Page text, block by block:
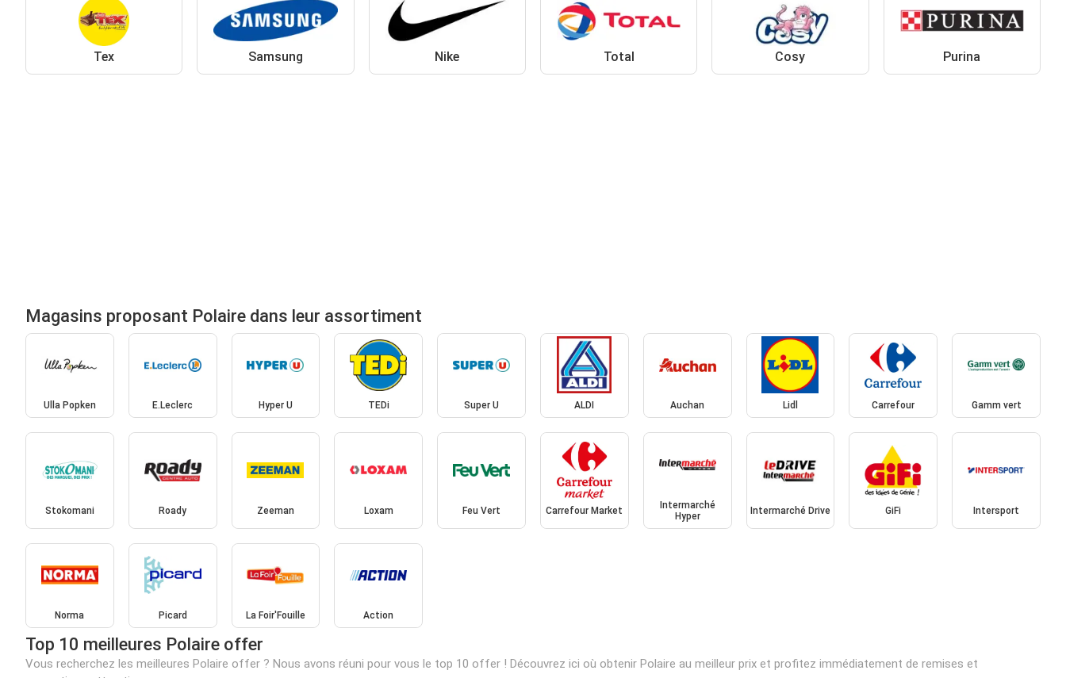
Tex Samsung Nike Total Cosy Purina
Magasins proposant Polaire dans leur assortiment
Ulla Popken E.Leclerc Hyper U TEDi Super U ALDI Auchan Lidl Carrefour Gamm vert
Stokomani Roady Zeeman Loxam Feu Vert Carrefour Market
Intermarché
Hyper
Intermarché Drive GiFi Intersport
Norma Picard La Foir'Fouille Action
Top 10 meilleures Polaire offer
Vous recherchez les meilleures Polaire offer ? Nous avons réuni pour vous le top 10 offer ! Découvrez ici où obtenir Polaire au meilleur prix et profitez immédiatement de remises et